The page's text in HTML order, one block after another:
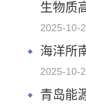
生物质
2025-10-
海洋所
2025-10-
青岛能